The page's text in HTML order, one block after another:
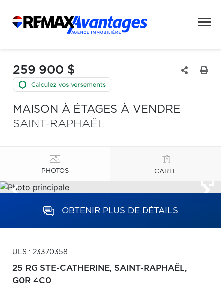
259 900 $
MAISON À ÉTAGES À VENDRE
SAINT-RAPHAËL
PHOTOS CARTE
OBTENIR PLUS DE DÉTAILS
ULS : 23370358
25 RG STE-CATHERINE, SAINT-RAPHAËL,
G0R 4C0